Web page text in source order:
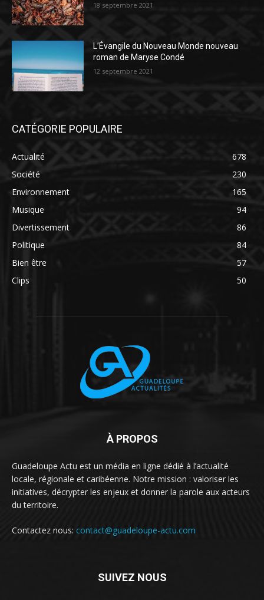
18 septembre 2021
L’Évangile du Nouveau Monde nouveau
roman de Maryse Condé
12 septembre 2021
CATÉGORIE POPULAIRE
Actualité
678
Société
230
Environnement
165
Musique
94
Divertissement
86
Politique
84
Bien être
57
Clips
50
À PROPOS
Guadeloupe Actu est un média en ligne dédié à l’actualité
locale, régionale et caribéenne. Notre mission : valoriser les
initiatives, décrypter les enjeux et donner la parole aux acteurs
du territoire.
Contactez nous: contact@guadeloupe-actu.com
SUIVEZ NOUS